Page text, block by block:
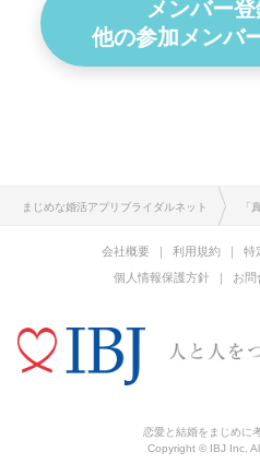
メンバー
他の参加メンバ
まじめな婚活アプリブライダルネット 「
会社概要 利用規約
特
個人情報保護方針
お問
恋愛と結婚をまじめに
Copyright © IBJ Inc.